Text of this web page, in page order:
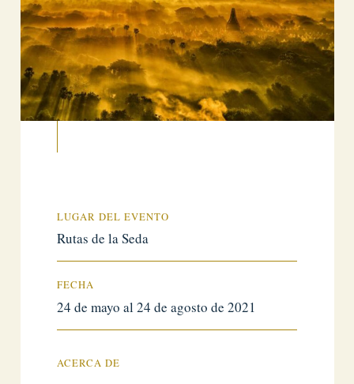
LUGAR DEL EVENTO
Rutas de la Seda
FECHA
24 de mayo al 24 de agosto de 2021
ACERCA DE